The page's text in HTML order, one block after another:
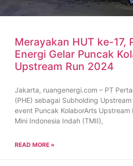
Merayakan HUT ke-17,
Energi Gelar Puncak
Upstream Run 2024
Jakarta, ruangenergi.com – PT
(PHE) sebagai Subholding
event Puncak KolaborArts Upstream
Mini Indonesia Indah (TMII),
READ MORE »